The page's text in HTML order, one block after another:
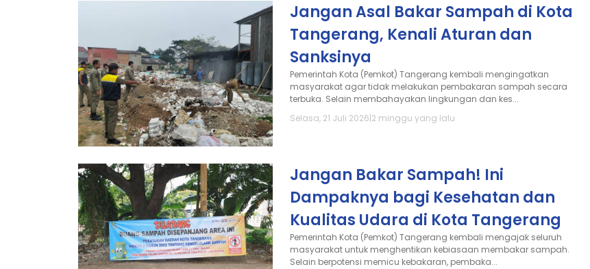
Jangan Asal Bakar Sampah di Kota
Tangerang, Kenali Aturan dan
Sanksinya
Pemerintah Kota (Pemkot) Tangerang kembali mengingatkan
masyarakat agar tidak melakukan pembakaran sampah secara
terbuka. Selain membahayakan lingkungan dan kes...
Selasa, 21 Juli 2026|2 minggu yang lalu
Jangan Bakar Sampah! Ini
Dampaknya bagi Kesehatan dan
Kualitas Udara di Kota Tangerang
Pemerintah Kota (Pemkot) Tangerang kembali mengajak seluruh
masyarakat untuk menghentikan kebiasaan membakar sampah.
Selain berpotensi memicu kebakaran, pembaka...